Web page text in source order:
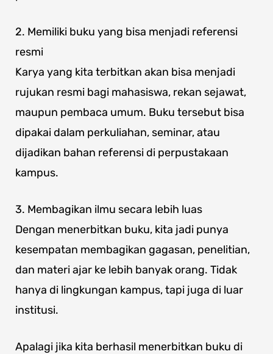
2. Memiliki buku yang bisa menjadi referensi
resmi
Karya yang kita terbitkan akan bisa menjadi
rujukan resmi bagi mahasiswa, rekan sejawat,
maupun pembaca umum. Buku tersebut bisa
dipakai dalam perkuliahan, seminar, atau
dijadikan bahan referensi di perpustakaan
kampus.
3. Membagikan ilmu secara lebih luas
Dengan menerbitkan buku, kita jadi punya
kesempatan membagikan gagasan, penelitian,
dan materi ajar ke lebih banyak orang. Tidak
hanya di lingkungan kampus, tapi juga di luar
institusi.
Apalagi jika kita berhasil menerbitkan buku di